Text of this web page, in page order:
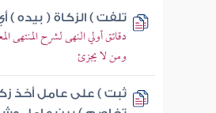
تلفت ) الزكاة ( بيده )
دقائق أولي النهى لشرح
ومن لا يجزئ
ثبت ) على عامل أخذ